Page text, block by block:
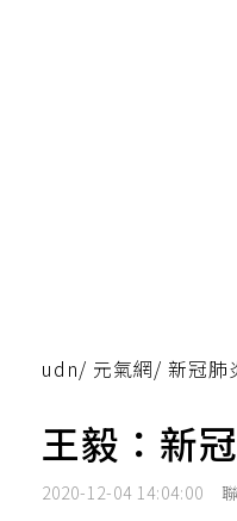
udn/ 元氣網/ 新冠肺
王毅：新
2020-12-04 14:04:00